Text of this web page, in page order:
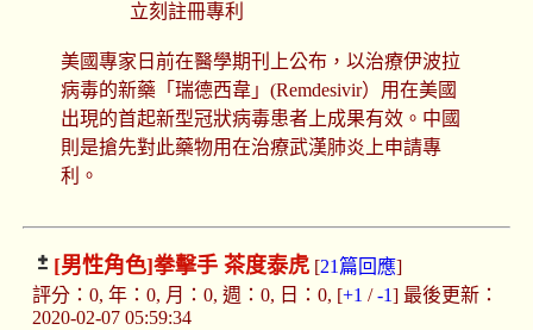
立刻註冊專利
美國專家日前在醫學期刊上公布，以治療伊波拉
病毒的新藥「瑞德西韋」(Remdesivir）用在美國
出現的首起新型冠狀病毒患者上成果有效。中國
則是搶先對此藥物用在治療武漢肺炎上申請專
利。
[男性角色]拳擊手 茶度泰虎[21篇回應]
評分：0, 年：0, 月：0, 週：0, 日：0, [+1 /-1] 最後更新：
2020-02-07 05:59:34